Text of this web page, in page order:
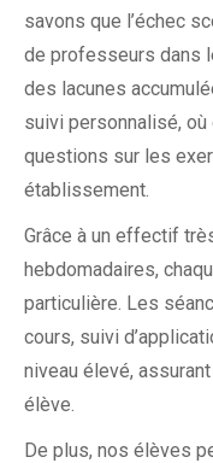
savons que l’échec
de professeurs dans
des lacunes
suivi personnalisé,
questions sur les
établissement.
Grâce à un effectif
hebdomadaires,
particulière. Les
cours, suivi
niveau élevé,
élève.
De plus, nos élèves